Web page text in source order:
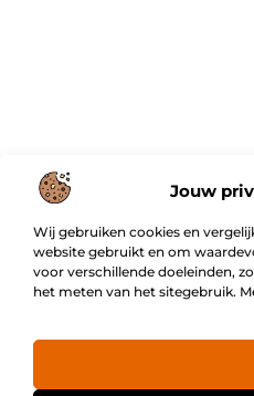
Jouw
Wij gebruiken cookies en
website gebruikt en om
voor verschillende doeleinden,
het meten van het sitegebruik.